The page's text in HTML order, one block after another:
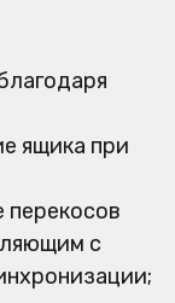
ящика при
с